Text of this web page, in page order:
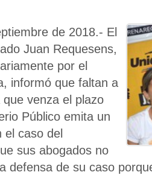
de 2018.- El
Juan Requesens,
por el
informó que faltan a
venza el plazo
Público emita un
el caso del
sus abogados no
defensa de su caso